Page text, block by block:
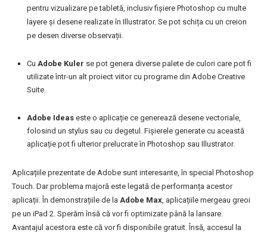
pentru vizualizare pe tabletă, inclusiv fișiere Photoshop cu multe
layere și desene realizate în Illustrator. Se pot schița cu un creion
pe desen diverse observații.
Cu Adobe Kuler se pot genera diverse palete de culori care pot fi
utilizate într-un alt proiect viitor cu programe din Adobe Creative
Suite.
Adobe Ideas este o aplicație ce generează desene vectoriale,
folosind un stylus sau cu degetul. Fișierele generate cu această
aplicație pot fi ulterior prelucrate în Photoshop sau Illustrator.
Aplicațiile prezentate de Adobe sunt interesante, în special Photoshop
Touch. Dar problema majoră este legată de performanța acestor
aplicații. În demonstrațiile de la Adobe Max, aplicațiile mergeau greoi
pe un iPad 2. Sperăm însă că vor fi optimizate până la lansare.
Avantajul acestora este că vor fi disponibile gratuit. Însă, accesul la